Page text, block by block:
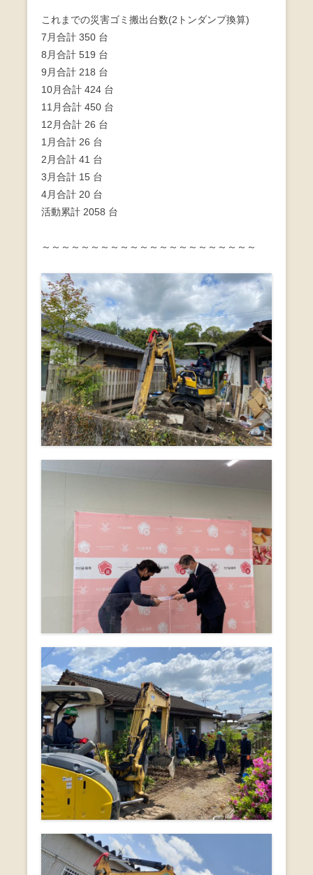
これまでの災害ゴミ搬出台数(2トンダンプ換算)
7月合計 350 台
8月合計 519 台
9月合計 218 台
10月合計 424 台
11月合計 450 台
12月合計 26 台
1月合計 26 台
2月合計 41 台
3月合計 15 台
4月合計 20 台
活動累計 2058 台
～～～～～～～～～～～～～～～～～～～～～～